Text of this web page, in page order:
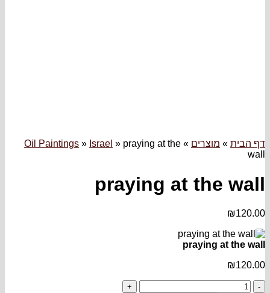
»
Oil Paintings » Israel » praying at the
praying at